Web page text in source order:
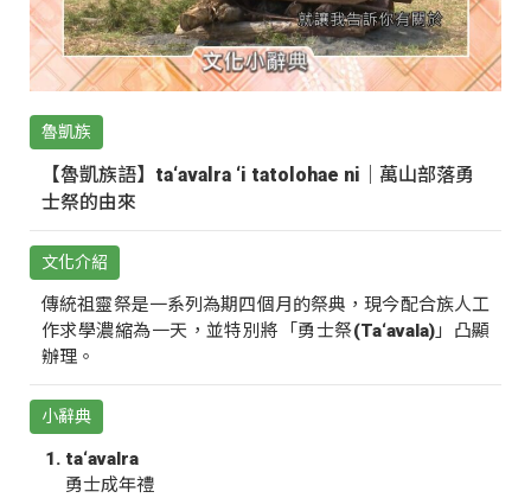
魯凱族
【魯凱族語】ta‘avalra ‘i tatolohae ni｜萬山部落勇
士祭的由來
文化介紹
傳統祖靈祭是一系列為期四個月的祭典，現今配合族人工
作求學濃縮為一天，並特別將「勇士祭(Ta‘avala)」凸顯
辦理。
小辭典
ta‘avalra
勇士成年禮